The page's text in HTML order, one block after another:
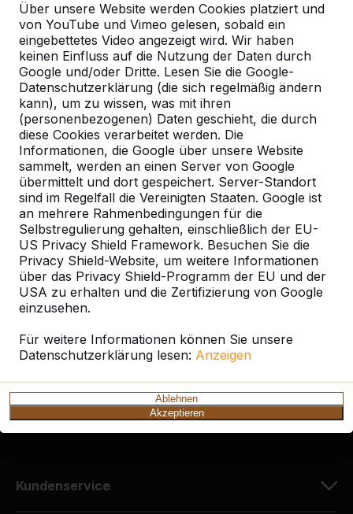
Über unsere Website werden Cookies platziert und
von YouTube und Vimeo gelesen, sobald ein
eingebettetes Video angezeigt wird. Wir haben
keinen Einfluss auf die Nutzung der Daten durch
Google und/oder Dritte. Lesen Sie die Google-
Datenschutzerklärung (die sich regelmäßig ändern
kann), um zu wissen, was mit ihren
(personenbezogenen) Daten geschieht, die durch
diese Cookies verarbeitet werden. Die
Informationen, die Google über unsere Website
sammelt, werden an einen Server von Google
übermittelt und dort gespeichert. Server-Standort
sind im Regelfall die Vereinigten Staaten. Google ist
an mehrere Rahmenbedingungen für die
Selbstregulierung gehalten, einschließlich der EU-
US Privacy Shield Framework. Besuchen Sie die
Privacy Shield-Website, um weitere Informationen
über das Privacy Shield-Programm der EU und der
USA zu erhalten und die Zertifizierung von Google
einzusehen.
Für weitere Informationen können Sie unsere
Datenschutzerklärung lesen: Anzeigen
Ablehnen
Akzeptieren
Zie ook
Petershagen
Kontakt
HeBlad Deutschland
Diekerstraße 97
42781 Haan
+49 212 934 77 25
info@HeBlad.de
Kundenservice